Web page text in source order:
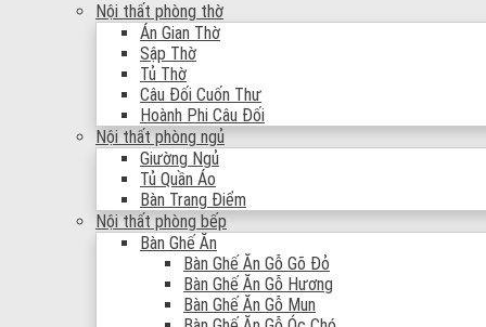
Nội thất phòng thờ
Án Gian Thờ
Sập Thờ
Tủ Thờ
Câu Đối Cuốn Thư
Hoành Phi Câu Đối
Nội thất phòng ngủ
Giường Ngủ
Tủ Quần Áo
Bàn Trang Điểm
Nội thất phòng bếp
Bàn Ghế Ăn
Bàn Ghế Ăn Gỗ Gõ Đỏ
Bàn Ghế Ăn Gỗ Hương
Bàn Ghế Ăn Gỗ Mun